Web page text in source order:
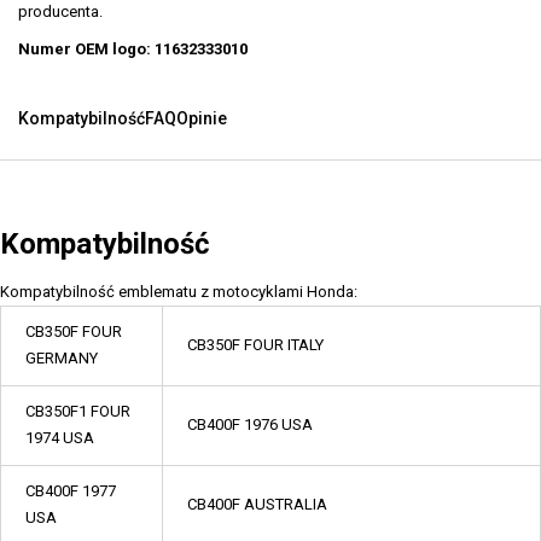
producenta.
Numer OEM logo: 11632333010
KompatybilnośćFAQOpinie
Kompatybilność
Kompatybilność emblematu z motocyklami Honda:
CB350F FOUR
GERMANY
CB350F FOUR ITALY
CB350F1 FOUR
1974 USA
CB400F 1976 USA
CB400F 1977
USA
CB400F AUSTRALIA